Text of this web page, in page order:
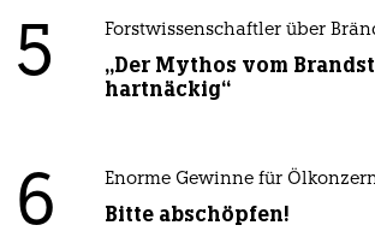
5 Forstwissenschaftler über
„Der Mythos vom
hartnäckig“
6 Enorme Gewinne für
Bitte abschöpfen!